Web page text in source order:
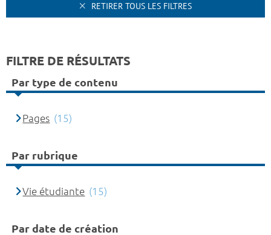
RETIRER TOUS LES FILTRES
FILTRE DE RÉSULTATS
Par type de contenu
Pages (15)
Par rubrique
Vie étudiante (15)
Par date de création